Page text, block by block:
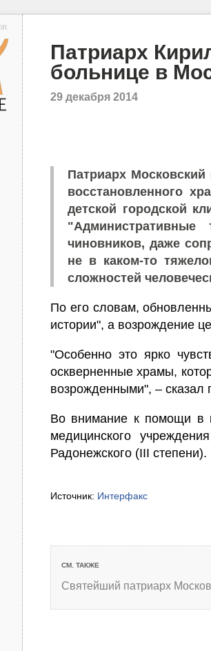
Патриарх
больнице в
29 декабря 2014
Патриарх
восстановленного
детской городской
чиновников, даже
не в каком-то
сложностей
По его словам,
истории", а возрождение
"Особенно это ярко
оскверненные храмы,
возрожденными", – сказал
Во внимание к помощи в
медицинского
Радонежского (III степени).
Источник: Интерфакс
СМ. ТАКЖЕ
Святейший патриарх